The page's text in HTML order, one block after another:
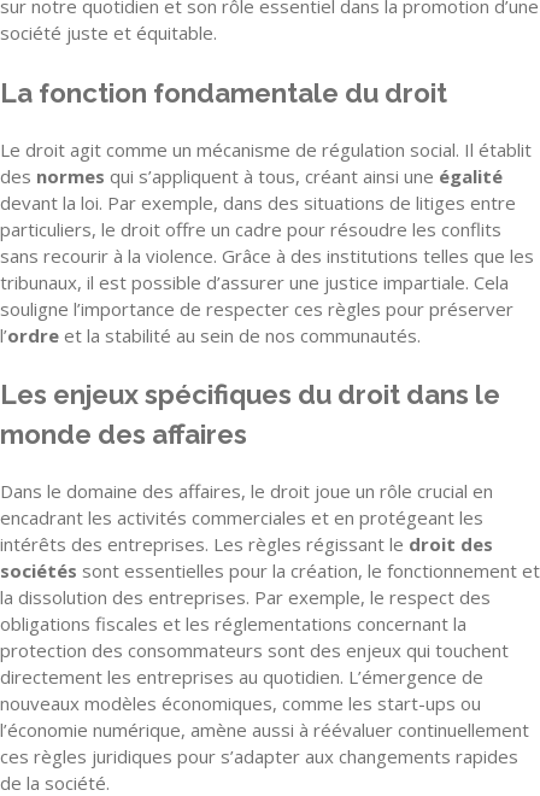
sur notre quotidien et son rôle essentiel dans la promotion d’une
société juste et équitable.
La fonction fondamentale du droit
Le droit agit comme un mécanisme de régulation social. Il établit
des normes qui s’appliquent à tous, créant ainsi une égalité
devant la loi. Par exemple, dans des situations de litiges entre
particuliers, le droit offre un cadre pour résoudre les conflits
sans recourir à la violence. Grâce à des institutions telles que les
tribunaux, il est possible d’assurer une justice impartiale. Cela
souligne l’importance de respecter ces règles pour préserver
l’ordre et la stabilité au sein de nos communautés.
Les enjeux spécifiques du droit dans le
monde des affaires
Dans le domaine des affaires, le droit joue un rôle crucial en
encadrant les activités commerciales et en protégeant les
intérêts des entreprises. Les règles régissant le droit des
sociétés sont essentielles pour la création, le fonctionnement et
la dissolution des entreprises. Par exemple, le respect des
obligations fiscales et les réglementations concernant la
protection des consommateurs sont des enjeux qui touchent
directement les entreprises au quotidien. L’émergence de
nouveaux modèles économiques, comme les start-ups ou
l’économie numérique, amène aussi à réévaluer continuellement
ces règles juridiques pour s’adapter aux changements rapides
de la société.